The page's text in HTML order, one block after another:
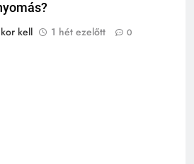
kell
1 hét ezelőtt 0